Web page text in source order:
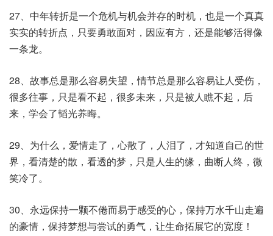
27、中年转折是一个危机与机会并存的时机，也是一个真真
实实的转折点，只要勇敢面对，因应有方，还是能够活得像
一条龙。
28、故事总是那么容易失望，情节总是那么容易让人受伤，
很多往事，只是看不起，很多未来，只是被人瞧不起，后
来，学会了韬光养晦。
29、为什么，爱情走了，心散了，人泪了，才知道自己的世
界，看清楚的散，看透的梦，只是人生的缘，曲断人终，微
笑冷了。
30、永远保持一颗不倦而易于感受的心，保持万水千山走遍
的豪情，保持梦想与尝试的勇气，让生命拓展它的宽度！